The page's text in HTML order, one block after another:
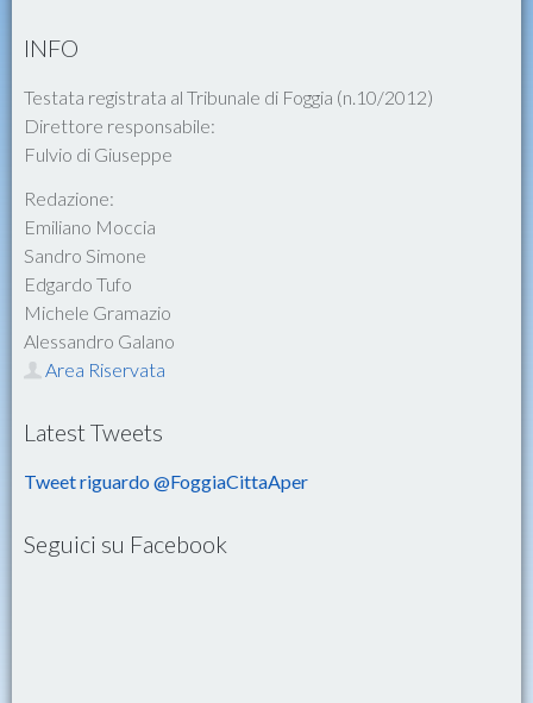
INFO
Testata registrata al Tribunale di Foggia (n.10/2012)
Direttore responsabile:
Fulvio di Giuseppe
Redazione:
Emiliano Moccia
Sandro Simone
Edgardo Tufo
Michele Gramazio
Alessandro Galano
Area Riservata
Latest Tweets
Tweet riguardo @FoggiaCittaAper
Seguici su Facebook